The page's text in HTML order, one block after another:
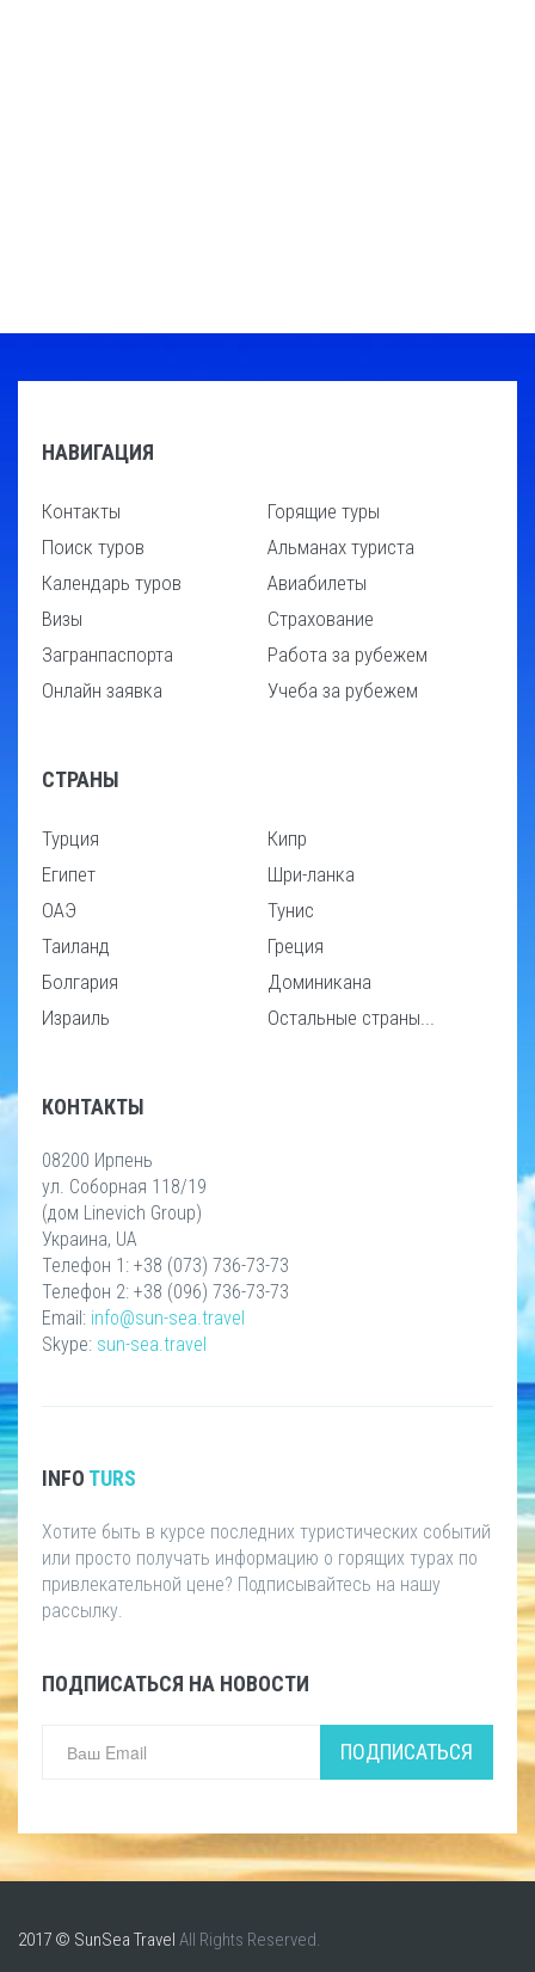
НАВИГАЦИЯ
Контакты
Поиск туров
Календарь туров
Визы
Загранпаспорта
Онлайн заявка
Горящие туры
Альманах туриста
Авиабилеты
Страхование
Работа за рубежем
Учеба за рубежем
СТРАНЫ
Турция
Египет
ОАЭ
Таиланд
Болгария
Израиль
Кипр
Шри-ланка
Тунис
Греция
Доминикана
Остальные страны...
КОНТАКТЫ
08200 Ирпень
ул. Соборная 118/19
(дом Linevich Group)
Украина, UA
Телефон 1: +38 (073) 736-73-73
Телефон 2: +38 (096) 736-73-73
Email: info@sun-sea.travel
Skype: sun-sea.travel
INFO TURS
Хотите быть в курсе последних туристических событий
или просто получать информацию о горящих турах по
привлекательной цене? Подписывайтесь на нашу
рассылку.
ПОДПИСАТЬСЯ НА НОВОСТИ
ПОДПИСАТЬСЯ
2017 © SunSea Travel All Rights Reserved.